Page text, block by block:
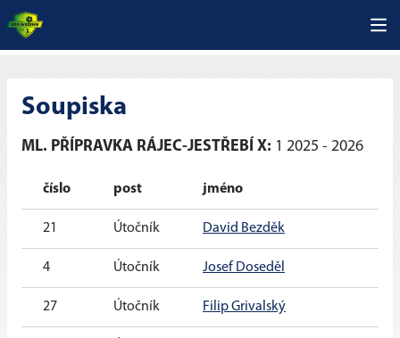
Soupiska
ML. PŘÍPRAVKA RÁJEC-JESTŘEBÍ X: 1 2025 - 2026
číslo post jméno
21 Útočník David Bezděk
4 Útočník Josef Doseděl
27 Útočník Filip Grivalský